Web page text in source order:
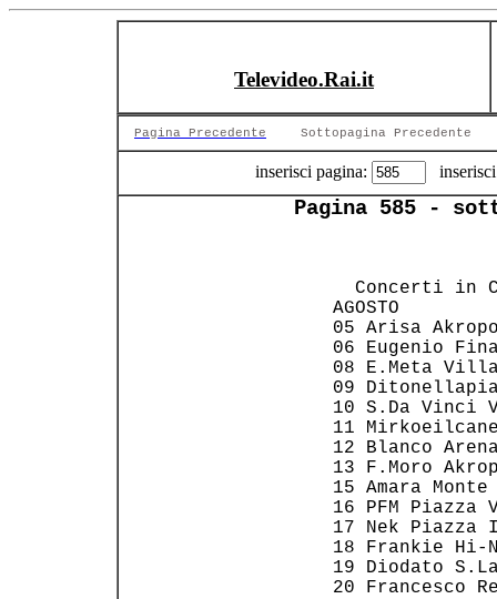
Televideo.Rai.it
Pagina Precedente Sottopagina Precedente
inserisci pagina:
Pagina 585 -
05 Arisa
06 Eugenio
08 E.Meta
09
10 S.Da Vinci
11
12 Blanco
13 F.Moro
15 Amara
16 PFM
17 Nek
18
19 Diodato
20